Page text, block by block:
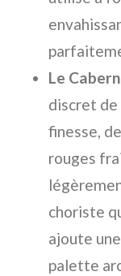
Le
discret de
finesse,
rouges
choriste
ajoute
palette